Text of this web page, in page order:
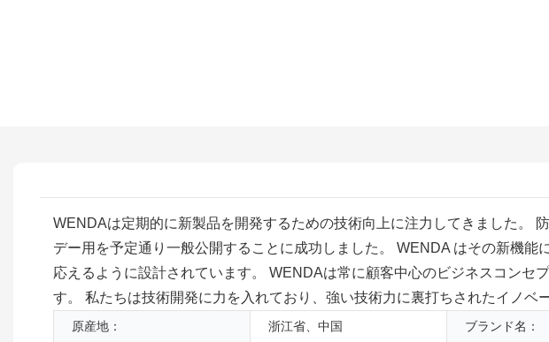
WENDAは定期的に新製品を開発するための技術向上に注力してきました。
デー用を予定通り一般公開することに成功しました。 WENDA はその新機
応えるように設計されています。 WENDAは常に顧客中心のビジネスコンセ
す。 私たちは技術開発に力を入れており、強い技術力に裏打ちされたイノベ
原産地： 浙江省、中国 ブランド名：